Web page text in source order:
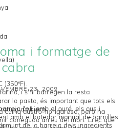
(350ºF).
i s'hi barregen la resta
l'oli, amb el ouré, els ous i
amb el batedor manual de barnilles.
de la barreja dels ingredients
la pasta, és important que tots els
ambient.
i formatge de
cabra
23, 2009
cuina austro-hongaresa, però ha
coneguda arreu del món. Crec que